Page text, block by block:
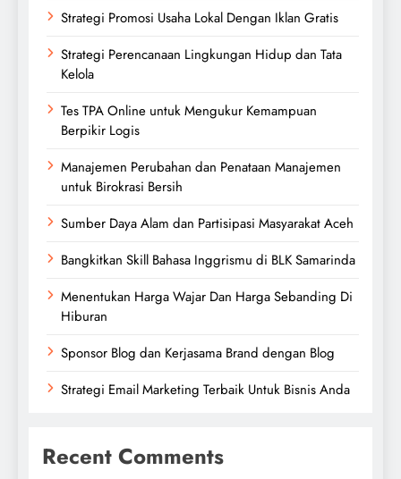
Strategi Promosi Usaha Lokal Dengan Iklan Gratis
Strategi Perencanaan Lingkungan Hidup dan Tata
Kelola
Tes TPA Online untuk Mengukur Kemampuan
Berpikir Logis
Manajemen Perubahan dan Penataan Manajemen
untuk Birokrasi Bersih
Sumber Daya Alam dan Partisipasi Masyarakat Aceh
Bangkitkan Skill Bahasa Inggrismu di BLK Samarinda
Menentukan Harga Wajar Dan Harga Sebanding Di
Hiburan
Sponsor Blog dan Kerjasama Brand dengan Blog
Strategi Email Marketing Terbaik Untuk Bisnis Anda
Recent Comments